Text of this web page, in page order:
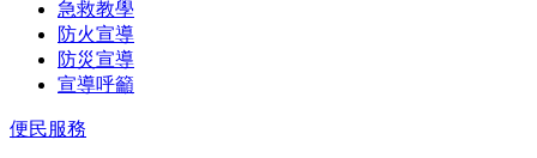
急救教學
防火宣導
防災宣導
宣導呼籲
便民服務